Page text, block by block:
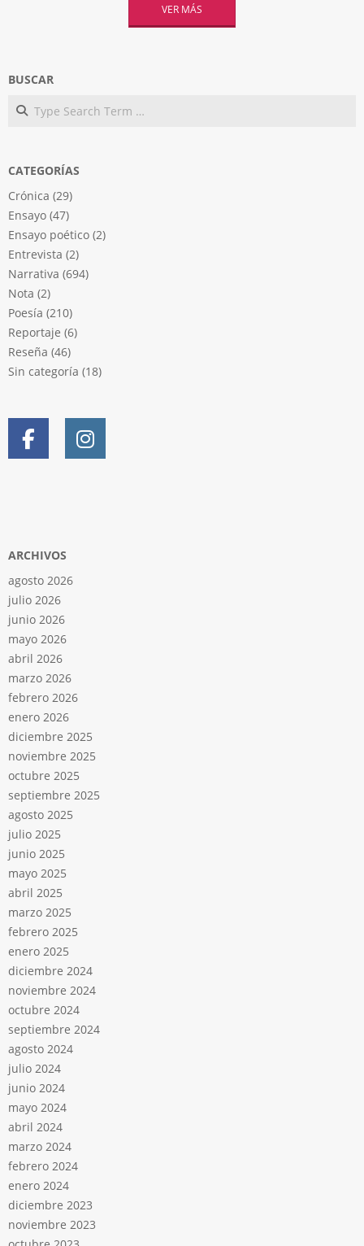
VER MÁS
BUSCAR
Search
CATEGORÍAS
Crónica (29)
Ensayo (47)
Ensayo poético (2)
Entrevista (2)
Narrativa (694)
Nota (2)
Poesía (210)
Reportaje (6)
Reseña (46)
Sin categoría (18)
ARCHIVOS
agosto 2026
julio 2026
junio 2026
mayo 2026
abril 2026
marzo 2026
febrero 2026
enero 2026
diciembre 2025
noviembre 2025
octubre 2025
septiembre 2025
agosto 2025
julio 2025
junio 2025
mayo 2025
abril 2025
marzo 2025
febrero 2025
enero 2025
diciembre 2024
noviembre 2024
octubre 2024
septiembre 2024
agosto 2024
julio 2024
junio 2024
mayo 2024
abril 2024
marzo 2024
febrero 2024
enero 2024
diciembre 2023
noviembre 2023